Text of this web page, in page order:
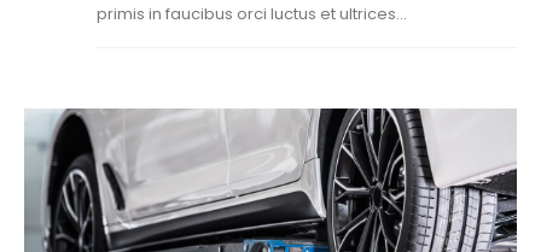
primis in faucibus orci luctus et ultrices...